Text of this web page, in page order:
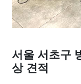
서울 서초구
상 견적